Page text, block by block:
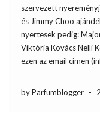
szervezett
és Jimmy Choo
nyertesek pedig:
Viktória Kovács Nelli
ezen az email címen
by Parfumblogger -